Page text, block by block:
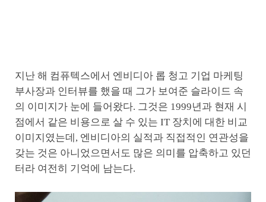
지난 해 컴퓨텍스에서 엔비디아 롭 청고 기업 마케팅
부사장과 인터뷰를 했을 때 그가 보여준 슬라이드 속
의 이미지가 눈에 들어왔다. 그것은 1999년과 현재 시
점에서 같은 비용으로 살 수 있는 IT 장치에 대한 비교
이미지였는데, 엔비디아의 실적과 직접적인 연관성을
갖는 것은 아니었으면서도 많은 의미를 압축하고 있던
터라 여전히 기억에 남는다.